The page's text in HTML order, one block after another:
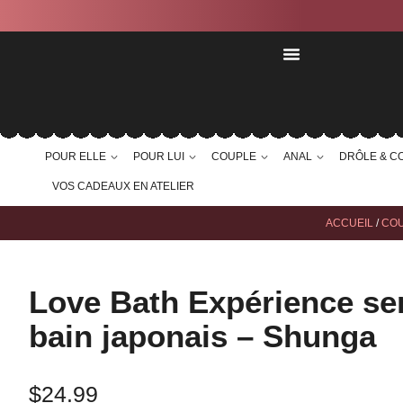
POUR ELLE POUR LUI COUPLE ANAL DRÔLE &
VOS CADEAUX EN ATELIER
ACCUEIL /
Love Bath Expérience
bain japonais – Shunga
$24.99